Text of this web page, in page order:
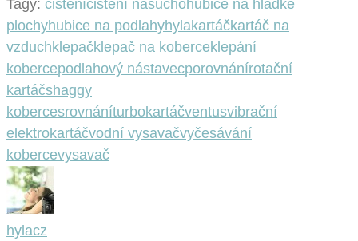
Tagy: čištěníčištění nasuchohubice na hladké
plochyhubice na podlahyhylakartáčkartáč na
vzduchklepačklepač na koberceklepání
kobercepodlahový nástavecporovnánírotační
kartáčshaggy
kobercesrovnáníturbokartáčventusvibrační
elektrokartáčvodní vysavačvyčesávání
kobercevysavač
hylacz